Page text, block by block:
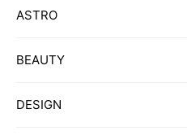
ASTRO
BEAUTY
DESIGN